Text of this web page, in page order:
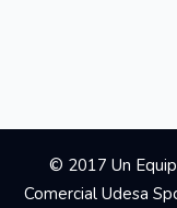
© 2017 Un
Comercial Udesa